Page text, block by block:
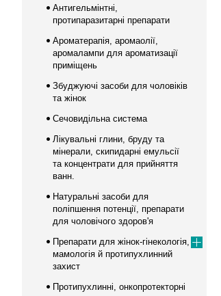
Антигельмінтні,
протипаразитарні препарати
Ароматерапія, аромаолії,
аромалампи для ароматизації
приміщень
Збуджуючі засоби для чоловіків
та жінок
Сечовидільна система
Лікувальні глини, бруду та
мінерали, скипидарні емульсії
та концентрати для прийняття
ванн.
Натуральні засоби для
поліпшення потенції, препарати
для чоловічого здоров'я
Препарати для жінок-гінекологія,
мамологія й протипухлинний
захист
Протипухлинні, онкопротекторні